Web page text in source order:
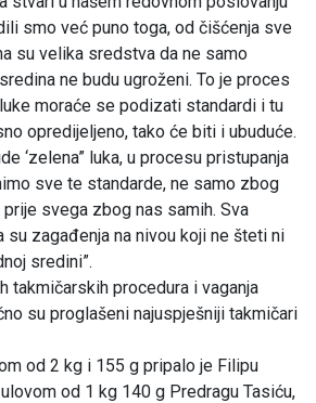
smo već puno toga, od čišćenja sve
su velika sredstva da ne samo
ne budu ugroženi. To je proces
moraće se podizati standardi i tu
opredijeljeno, tako će biti i ubuduće.
‘zelena” luka, u procesu pristupanja
sve te standarde, ne samo zbog
svega zbog nas samih. Sva
su zagađenja na nivou koji ne šteti ni
sredini”.
takmičarskih procedura i vaganja
su proglašeni najuspješniji takmičari
od 2 kg i 155 g pripalo je Filipu
od 1 kg 140 g Predragu Tasiću,